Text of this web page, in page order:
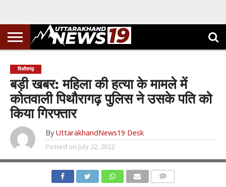
पिथौरागढ़
बड़ी खबर: महिला की हत्या के मामले में
कोतवाली पिथौरागढ़ पुलिस ने उसके पति को
किया गिरफ्तार
By UttarakhandNews19 Desk
Posted on July 22, 2022